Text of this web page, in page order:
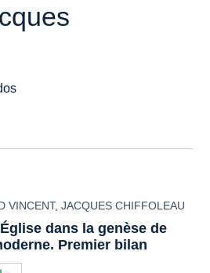
VINCENT,JACQUES CHIFFOLEAU
dans la genèse de
Premier bilan